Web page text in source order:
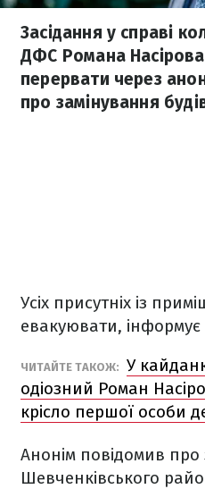
Засідання у справі
ДФС Романа
перервати через
про замінування
Усіх присутніх із
евакуювати, інформує
ЧИТАЙТЕ ТАКОЖ: У
одіозний Роман
крісло першої особи
Анонім повідомив про
Шевченківського